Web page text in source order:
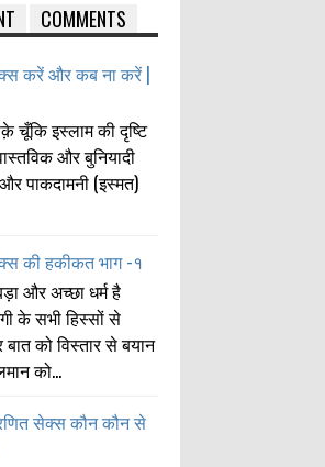
COMMENTS
करें और कब ना करें |
चूँकि इस्लाम की दृष्टि
और बुनियादी
पाकदामनी (इस्मत)
की हकीकत भाग -१
और अच्छा धर्म है
के सभी हिस्सों से
बात को विस्तार से बयान
को...
सेक्स कौन कौन से